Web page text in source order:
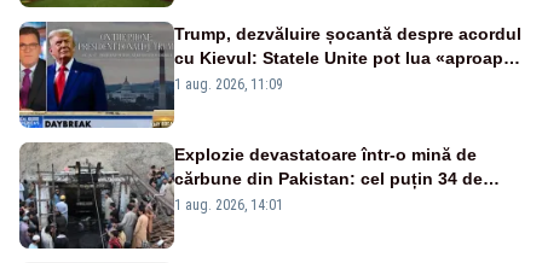
Trump, dezvăluire șocantă despre acordul
cu Kievul: Statele Unite pot lua «aproape
tot ce vor» din minele Ucrainei”
1 aug. 2026, 11:09
Explozie devastatoare într-o mină de
cărbune din Pakistan: cel puțin 34 de
morți - VIDEO
1 aug. 2026, 14:01